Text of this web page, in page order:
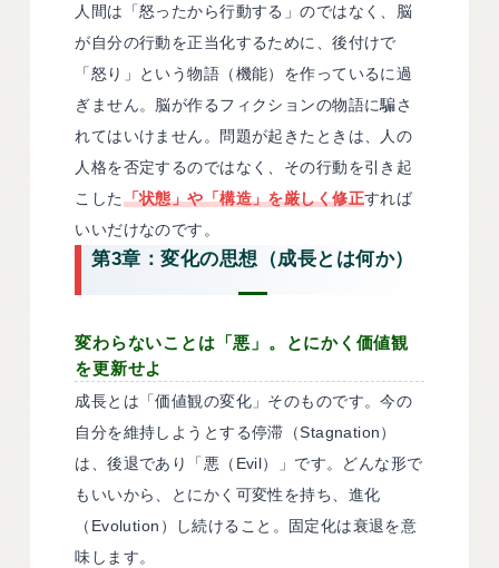
人間は「怒ったから行動する」のではなく、脳
が自分の行動を正当化するために、後付けで
「怒り」という物語（機能）を作っているに過
ぎません。脳が作るフィクションの物語に騙さ
れてはいけません。問題が起きたときは、人の
人格を否定するのではなく、その行動を引き起
こした「状態」や「構造」を厳しく修正すれば
いいだけなのです。
第3章：変化の思想（成長とは何か）
変わらないことは「悪」。とにかく価値観
を更新せよ
成長とは「価値観の変化」そのものです。今の
自分を維持しようとする停滞（Stagnation）
は、後退であり「悪（Evil）」です。どんな形で
もいいから、とにかく可変性を持ち、進化
（Evolution）し続けること。固定化は衰退を意
味します。